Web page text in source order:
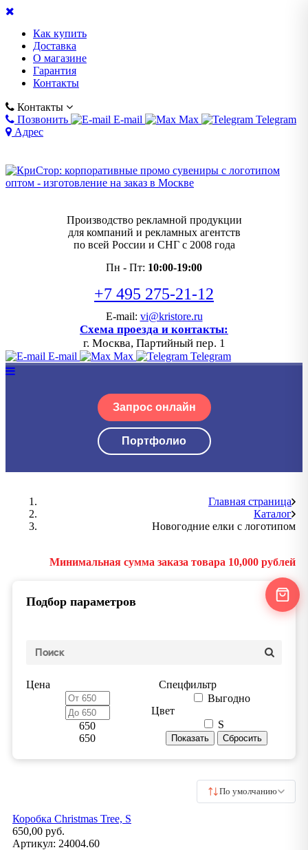
Как купить
Доставка
О магазине
Гарантия
Контакты
Контакты
Позвонить
E-mail Max
Telegram
Адрес
Производство рекламной продукции
для компаний и рекламных агентств
по всей России и СНГ с 2008 года
Пн - Пт: 10:00-19:00
+7 495 275-21-12
E-mail: vi@kristore.ru
Схема проезда и контакты:
г. Москва, Партийный пер. 1
E-mail Max Telegram
Запрос онлайн
Портфолио
Главная страница
Каталог
Новогодние елки с логотипом
Минимальная сумма заказа товара 10,000 рублей
Подбор параметров
Цена
650
650
Спецфильтр
Выгодно
Цвет
S
По умолчанию
Коробка Christmas Tree, S
650,00 руб.
Артикул: 24004.60